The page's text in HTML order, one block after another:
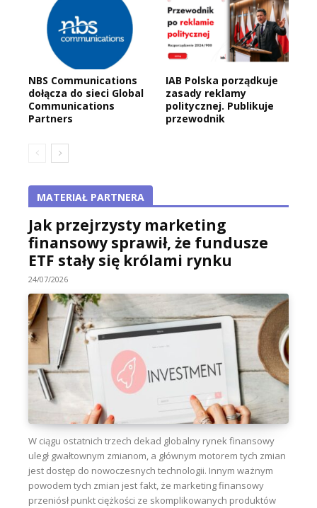
NBS Communications
dołącza do sieci Global
Communications
Partners
IAB Polska porządkuje
zasady reklamy
politycznej. Publikuje
przewodnik
MATERIAŁ PARTNERA
Jak przejrzysty marketing
finansowy sprawił, że fundusze
ETF stały się królami rynku
24/07/2026
W ciągu ostatnich trzech dekad globalny rynek finansowy
uległ gwałtownym zmianom, a głównym motorem tych zmian
jest dostęp do nowoczesnych technologii. Innym ważnym
powodem tych zmian jest fakt, że marketing finansowy
przeniósł punkt ciężkości ze skomplikowanych produktów